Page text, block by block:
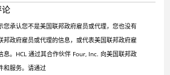
您承认您不是美国联邦政府雇员或代理，您也没有
邦政府雇员或代理的信息，或代表美国联邦政府雇
息。HCL 通过其合作伙伴 Four, Inc. 向美国联邦政
和服务。请通过